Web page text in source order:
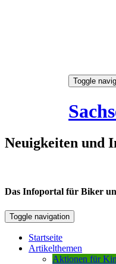
Toggle
Neuigkeiten und
Das Infoportal für Biker
Toggle navigation
Startseite
Artikelthemen
Aktionen für